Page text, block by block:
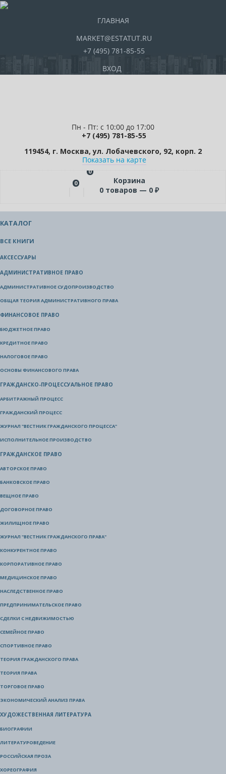
ГЛАВНАЯ
MARKET@ESTATUT.RU
+7 (495) 781-85-55
ВХОД
Пн - Пт: с 10:00 до 17:00
+7 (495) 781-85-55
119454, г. Москва, ул. Лобачевского, 92, корп. 2
Показать на карте
0
0
Корзина
0 товаров — 0 ₽
КАТАЛОГ
ВСЕ КНИГИ
АКСЕССУАРЫ
АДМИНИСТРАТИВНОЕ ПРАВО
АДМИНИСТРАТИВНОЕ СУДОПРОИЗВОДСТВО
ОБЩАЯ ТЕОРИЯ АДМИНИСТРАТИВНОГО ПРАВА
ФИНАНСОВОЕ ПРАВО
БЮДЖЕТНОЕ ПРАВО
КРЕДИТНОЕ ПРАВО
НАЛОГОВОЕ ПРАВО
ОСНОВЫ ФИНАНСОВОГО ПРАВА
ГРАЖДАНСКО-ПРОЦЕССУАЛЬНОЕ ПРАВО
АРБИТРАЖНЫЙ ПРОЦЕСС
ГРАЖДАНСКИЙ ПРОЦЕСС
ЖУРНАЛ "ВЕСТНИК ГРАЖДАНСКОГО ПРОЦЕССА"
ИСПОЛНИТЕЛЬНОЕ ПРОИЗВОДСТВО
ГРАЖДАНСКОЕ ПРАВО
АВТОРСКОЕ ПРАВО
БАНКОВСКОЕ ПРАВО
ВЕЩНОЕ ПРАВО
ДОГОВОРНОЕ ПРАВО
ЖИЛИЩНОЕ ПРАВО
ЖУРНАЛ "ВЕСТНИК ГРАЖДАНСКОГО ПРАВА"
КОНКУРЕНТНОЕ ПРАВО
КОРПОРАТИВНОЕ ПРАВО
МЕДИЦИНСКОЕ ПРАВО
НАСЛЕДСТВЕННОЕ ПРАВО
ПРЕДПРИНИМАТЕЛЬСКОЕ ПРАВО
СДЕЛКИ С НЕДВИЖИМОСТЬЮ
СЕМЕЙНОЕ ПРАВО
СПОРТИВНОЕ ПРАВО
ТЕОРИЯ ГРАЖДАНСКОГО ПРАВА
ТЕОРИЯ ПРАВА
ТОРГОВОЕ ПРАВО
ЭКОНОМИЧЕСКИЙ АНАЛИЗ ПРАВА
ХУДОЖЕСТВЕННАЯ ЛИТЕРАТУРА
БИОГРАФИИ
ЛИТЕРАТУРОВЕДЕНИЕ
РОССИЙСКАЯ ПРОЗА
ХОРЕОГРАФИЯ